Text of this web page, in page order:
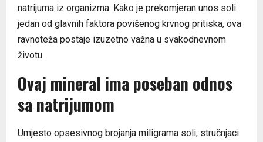
natrijuma iz organizma. Kako je prekomjeran unos soli
jedan od glavnih faktora povišenog krvnog pritiska, ova
ravnoteža postaje izuzetno važna u svakodnevnom
životu.
Ovaj mineral ima poseban odnos
sa natrijumom
Umjesto opsesivnog brojanja miligrama soli, stručnjaci